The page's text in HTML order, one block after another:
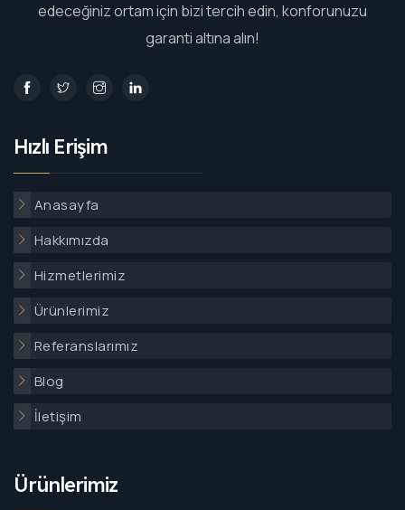
edeceğiniz ortam için bizi tercih edin, konforunuzu
garanti altına alın!
Hızlı Erişim
Anasayfa
Hakkımızda
Hizmetlerimiz
Ürünlerimiz
Referanslarımız
Blog
İletişim
Ürünlerimiz